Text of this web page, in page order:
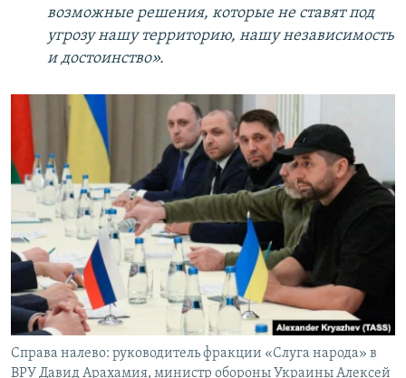
возможные решения, которые не ставят под
угрозу нашу территорию, нашу независимость
и достоинство».
Справа налево: руководитель фракции «Слуга народа» в
ВРУ Давид Арахамия, министр обороны Украины Алексей